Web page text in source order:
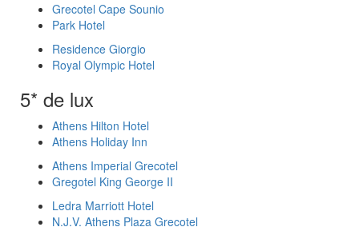
Grecotel Cape Sounio
Park Hotel
Residence Giorgio
Royal Olympic Hotel
5* de lux
Athens Hilton Hotel
Athens Holiday Inn
Athens Imperial Grecotel
Gregotel King George II
Ledra Marriott Hotel
N.J.V. Athens Plaza Grecotel